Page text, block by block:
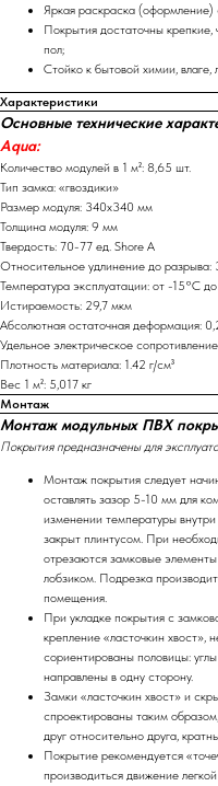
Яркая раскраска
Покрытия достаточны
пол;
Стойко к бытовой химии, влаге,
Характеристики
Основные технические
Aqua:
Количество модулей в 1 м²: 8,65 шт.
Тип замка: «гвоздики»
Размер модуля: 340х340 мм
Толщина модуля: 9 мм
Твердость: 70-77 ед. Shore A
Относительное удлинение до разрыва:
Температура эксплуатации: от -15°С
Истираемость: 29,7 мкм
Абсолютная остаточная деформация:
Удельное электрическое
Плотность материала: 1.42 г/см³
Вес 1 м²: 5,017 кг
Монтаж
Монтаж модульных ПВХ
Покрытия предназначены для
Монтаж покрытия следует
оставлять зазор 5-10 мм для
изменении температуры
закрыт плинтусом. При
отрезаются замковые
лобзиком. Подрезка
помещения.
При укладке покрытия с
крепление «ласточкин хвост»,
сориентированы половицы:
направлены в одну сторону.
Замки «ласточкин хвост» и
спроектированы таким
друг относительно друга,
Покрытие рекомендуется
производиться движение